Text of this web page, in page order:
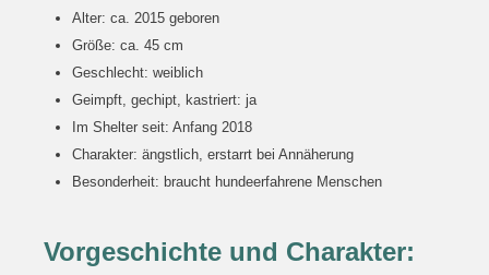
Alter: ca. 2015 geboren
Größe: ca. 45 cm
Geschlecht: weiblich
Geimpft, gechipt, kastriert: ja
Im Shelter seit: Anfang 2018
Charakter: ängstlich, erstarrt bei Annäherung
Besonderheit: braucht hundeerfahrene Menschen
Vorgeschichte und Charakter: